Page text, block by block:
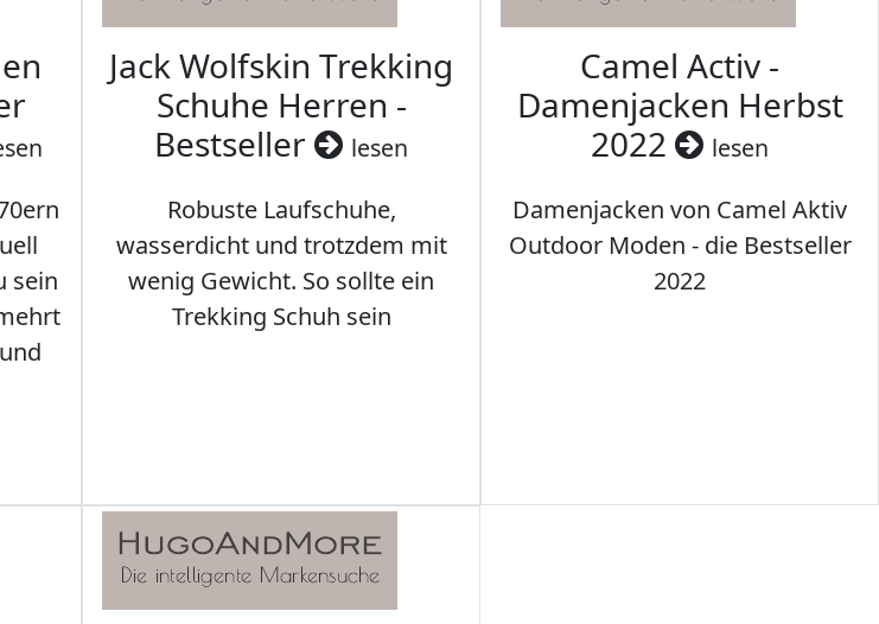
sein
Jack Wolfskin Trekking
Schuhe Herren -
Bestseller
lesen
Robuste Laufschuhe,
wasserdicht und trotzdem mit
wenig Gewicht. So sollte ein
Trekking Schuh sein
Camel Activ -
Damenjacken Herbst
2022
lesen
Damenjacken von Camel Aktiv
Outdoor Moden - die Bestseller
2022